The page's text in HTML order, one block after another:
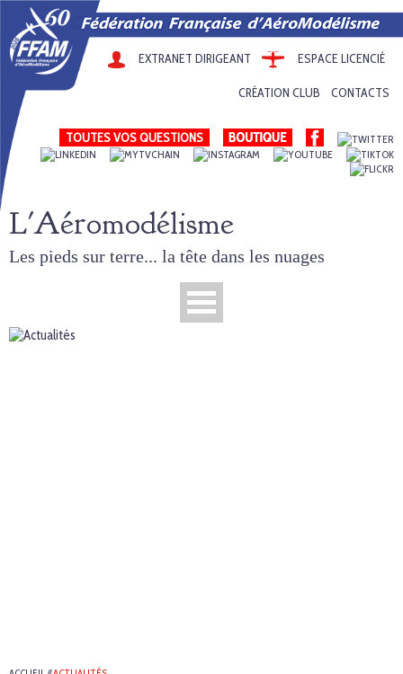
EXTRANET DIRIGEANT ESPACE LICENCIÉ
CRÉATION CLUB CONTACTS
TOUTES VOS QUESTIONS
L'Aéromodélisme
Les pieds sur terre... la tête dans les nuages